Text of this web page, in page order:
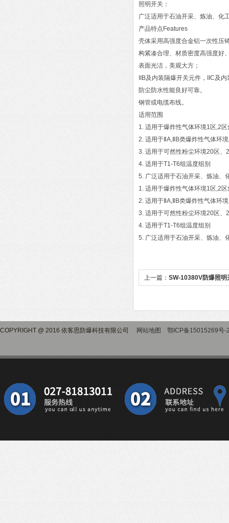
照明开关：
广泛适用于石油开采、炼油、化
产品特点Features
壳体采用高强度合金铝一次性压
构紧凑合理、材质密度高强度好
表面光洁，美观大方；
IIB及内装隔爆开关元件，IIC及
防尘防水性能良好可靠。
钢管或电缆布线。
适用范围
1. 适用于爆炸性气体环境1区,2
2. 适用于ⅡA,ⅡB类爆炸性气体环
3. 适用于可然性粉尘环境20区、
4. 适用于T1-T6组温度组别
5. 广泛适用于石油开采、炼油、
1. 适用于爆炸性气体环境1区,2
2. 适用于ⅡA,ⅡB类爆炸性气体环
3. 适用于可然性粉尘环境20区、
4. 适用于T1-T6组温度组别
5. 广泛适用于石油开采、炼油、
上一篇： SW-10380V防爆照明
COPYRIGHT @ 2016 依客思防爆科技有限公司 网站地图 鄂ICP备15015269号-